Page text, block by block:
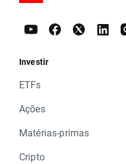
Investir
ETFs
Ações
Matérias-primas
Cripto